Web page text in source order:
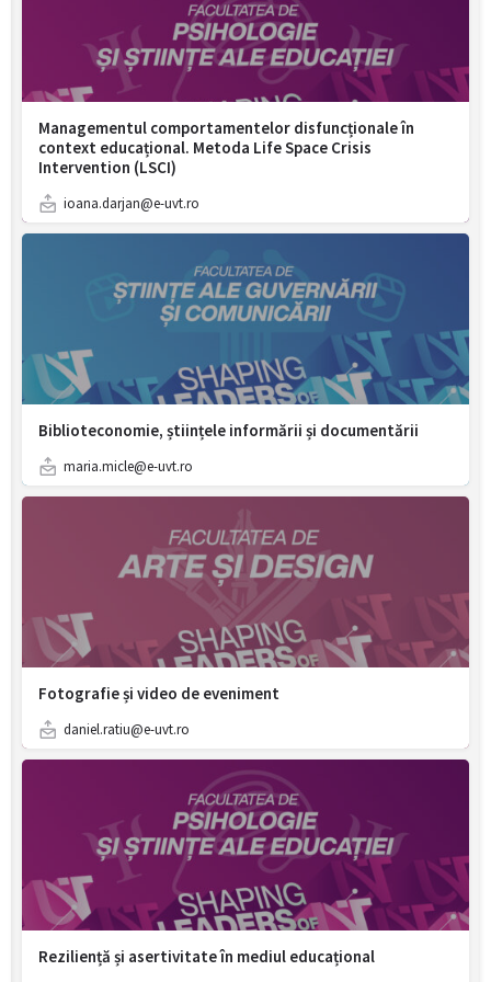
Managementul comportamentelor disfuncționale în
context educațional. Metoda Life Space Crisis
Intervention (LSCI)
ioana.darjan@e-uvt.ro
Biblioteconomie, științele informării și documentării
maria.micle@e-uvt.ro
Fotografie și video de eveniment
daniel.ratiu@e-uvt.ro
Reziliență și asertivitate în mediul educațional